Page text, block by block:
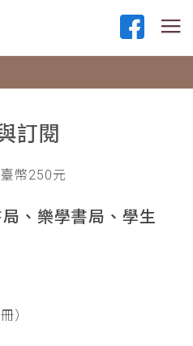
訂閱
幣250元
、樂學書局、學生
）